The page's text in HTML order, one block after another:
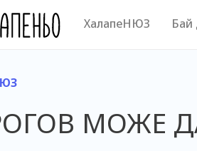
ХалапеНЮЗ Бай
МОЖЕ